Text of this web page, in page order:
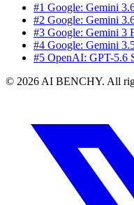
#1 Google: Gemini
#2 Google: Gemini
#3 Google: Gemini 3
#4 Google: Gemini
#5 OpenAI: GPT-5.6
© 2026 AI BENCHY. All